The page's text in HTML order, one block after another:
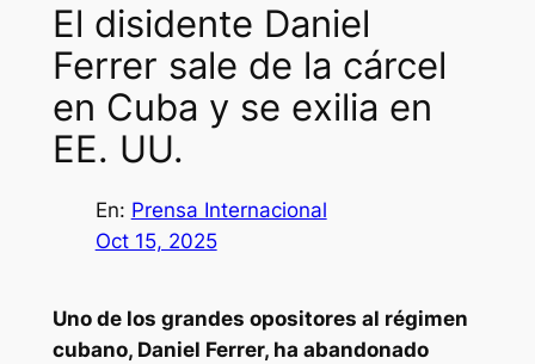
El disidente Daniel
Ferrer sale de la cárcel
en Cuba y se exilia en
EE. UU.
En: Prensa Internacional
Oct 15, 2025
Uno de los grandes opositores al régimen
cubano, Daniel Ferrer, ha abandonado